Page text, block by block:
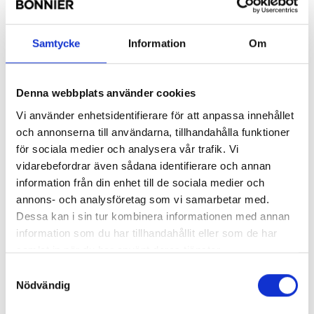
Samtycke Information Om
Denna webbplats använder cookies
Vi använder enhetsidentifierare för att anpassa innehållet
och annonserna till användarna, tillhandahålla funktioner
för sociala medier och analysera vår trafik. Vi
vidarebefordrar även sådana identifierare och annan
information från din enhet till de sociala medier och
annons- och analysföretag som vi samarbetar med.
Dessa kan i sin tur kombinera informationen med annan
information som du har tillhandahållit eller som de har
samlat in när du har använt deras tjänster.
Nödvändig
Carolina Jemsby fick årets Per
Wendel-pris
har tilldelats Per Wendels pris till Årets
nyhetsjournalist.
Bonway investerar i 140 elbilar
för emissionsfri distribution
Distributionsbolaget Bonway, som är en del av